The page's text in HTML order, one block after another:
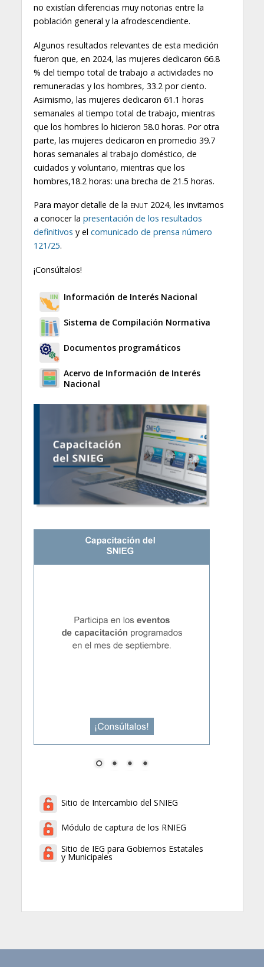
no existían diferencias muy notorias entre la
población general y la afrodescendiente.
Algunos resultados relevantes de esta medición
fueron que, en 2024, las mujeres dedicaron 66.8
% del tiempo total de trabajo a actividades no
remuneradas y los hombres, 33.2 por ciento.
Asimismo, las mujeres dedicaron 61.1 horas
semanales al tiempo total de trabajo, mientras
que los hombres lo hicieron 58.0 horas. Por otra
parte, las mujeres dedicaron en promedio 39.7
horas semanales al trabajo doméstico, de
cuidados y voluntario, mientras que los
hombres,18.2 horas: una brecha de 21.5 horas.
Para mayor detalle de la ENUT2024, les invitamos
a conocer la presentación de los resultados
definitivos y el comunicado de prensa número
121/25.
¡Consúltalos!
Información de Interés Nacional
Sistema de Compilación Normativa
Documentos programáticos
Acervo de Información de Interés
Nacional
Sitio de Intercambio del SNIEG
Módulo de captura de los RNIEG
Sitio de IEG para Gobiernos Estatales
y Municipales